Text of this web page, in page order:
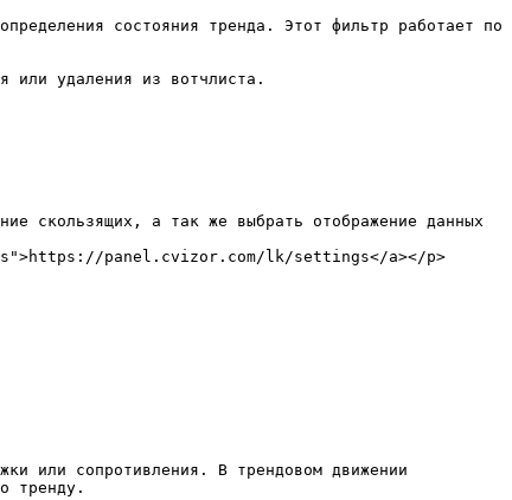
состояния тренда. Этот фильтр работает по
или удаления из вотчлиста.
скользящих, а так же выбрать отображение данных
panel.cvizor.com/lk/settings</a></p>
или сопротивления. В трендовом движении
тренду.